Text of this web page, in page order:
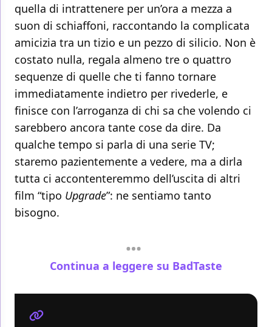
quella di intrattenere per un’ora a mezza a
suon di schiaffoni, raccontando la complicata
amicizia tra un tizio e un pezzo di silicio. Non è
costato nulla, regala almeno tre o quattro
sequenze di quelle che ti fanno tornare
immediatamente indietro per rivederle, e
finisce con l’arroganza di chi sa che volendo ci
sarebbero ancora tante cose da dire. Da
qualche tempo si parla di una serie TV;
staremo pazientemente a vedere, ma a dirla
tutta ci accontenteremmo dell’uscita di altri
film “tipo Upgrade”: ne sentiamo tanto
bisogno.
Continua a leggere su BadTaste